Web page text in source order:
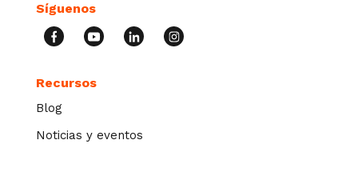
Síguenos
Recursos
Blog
Noticias y eventos